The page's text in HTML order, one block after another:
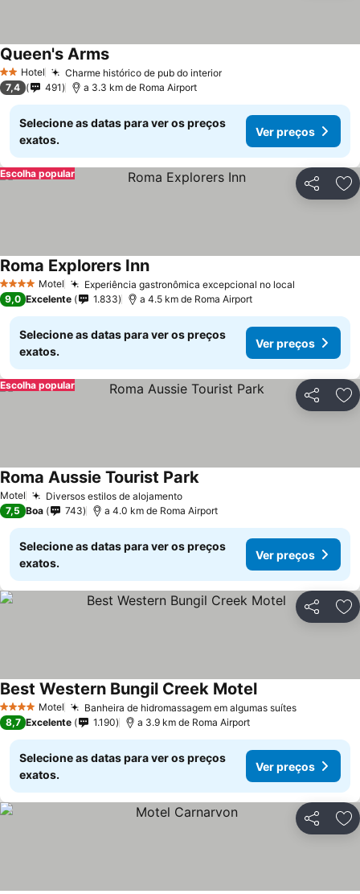
2 Estrelas
Hotel Charme histórico de pub do interior
Queen's Arms
7,4 491 a 3.3 km de Roma Airport
Selecione as datas para ver os preços
exatos.
Ver preços
Partilhar
Escolha popular
4 EstrelasMotel Experiência gastronômica excepcional no local
Roma Explorers Inn
9,0 Excelente 1.833 a 4.5 km de Roma Airport
Selecione as datas para ver os preços
exatos.
Ver preços
Partilhar
Escolha popular
Motel Diversos estilos de alojamento
Roma Aussie Tourist Park
7,5 Boa 743 a 4.0 km de Roma Airport
Selecione as datas para ver os preços
exatos.
Ver preços
Partilhar
4 EstrelasMotel Banheira de hidromassagem em algumas suítes
Best Western Bungil Creek Motel
8,7 Excelente 1.190 a 3.9 km de Roma Airport
Selecione as datas para ver os preços
exatos.
Ver preços
Partilhar